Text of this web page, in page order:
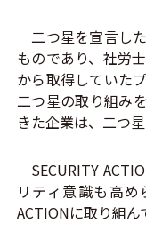
二つ星を宣言し
ものであり、社労
から取得していた
二つ星の取り組み
きた企業は、二つ
SECURITY
リティ意識も高
ACTIONに取り組ん